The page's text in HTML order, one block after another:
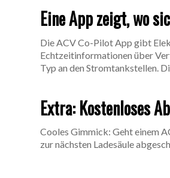
Eine App zeigt, wo
Die ACV Co-Pilot App gibt
Echtzeitinformationen über
Typ an den Stromtankstellen.
Extra: Kostenloses
Cooles Gimmick: Geht einem
zur nächsten Ladesäule